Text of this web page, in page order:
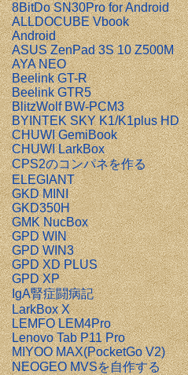
8BitDo SN30Pro for Android
ALLDOCUBE Vbook
Android
ASUS ZenPad 3S 10 Z500M
AYA NEO
Beelink GT-R
Beelink GTR5
BlitzWolf BW-PCM3
BYINTEK SKY K1/K1plus HD
CHUWI GemiBook
CHUWI LarkBox
CPS2のコンパネを作る
ELEGIANT
GKD MINI
GKD350H
GMK NucBox
GPD WIN
GPD WIN3
GPD XD PLUS
GPD XP
IgA腎症闘病記
LarkBox X
LEMFO LEM4Pro
Lenovo Tab P11 Pro
MIYOO MAX(PocketGo V2)
NEOGEO MVSを自作する